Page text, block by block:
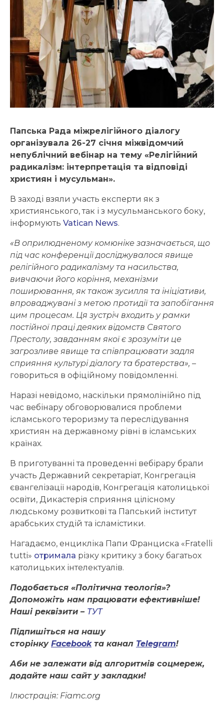
Папська Рада міжрелігійного діалогу
організувала 26-27 січня міжвідомчий
непублічний вебінар на тему «Релігійний
радикалізм: інтерпретація та відповіді
християн і мусульман».
В заході взяли участь експерти як з
християнського, так і з мусульманського боку,
інформують Vatican News.
«В оприлюдненому комюніке зазначається, що
під час конференції досліджувалося явище
релігійного радикалізму та насильства,
вивчаючи його коріння, механізми
поширювання, як також зусилля та ініціативи,
впроваджувані з метою протидії та запобігання
цим процесам. Ця зустріч входить у рамки
постійної праці деяких відомств Святого
Престолу, завданням якої є зрозуміти це
загрозливе явище та співпрацювати задля
сприяння культурі діалогу та братерства», –
говориться в офіційному повідомленні.
Наразі невідомо, наскільки прямолінійно під
час вебінару обговорювалися проблеми
ісламського тероризму та переслідування
християн на державному рівні в ісламських
країнах.
В приготуванні та проведенні вебірару брали
участь Державний секретаріат, Конгрегація
євангелізації народів, Конгрегація католицької
освіти, Дикастерія сприяння цілісному
людському розвиткові та Папський інститут
арабських студій та ісламістики.
Нагадаємо, енцикліка Папи Франциска «Fratelli
tutti» отримала різку критику з боку багатьох
католицьких інтелектуалів.
Подобається «Політична теологія»?
Допоможіть нам працювати ефективніше!
Наші реквізити – ТУТ
Підпишіться на нашу
сторінку Facebookта канал Telegram!
Аби не залежати від алгоритмів соцмереж,
додайте наш сайт у закладки!
Ілюстрація: Fiamc.org